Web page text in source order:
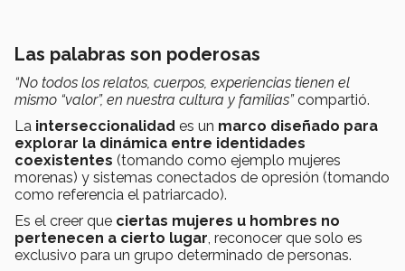
Las palabras son poderosas
“No todos los relatos, cuerpos, experiencias tienen el
mismo “valor”, en nuestra cultura y familias”compartió.
La interseccionalidad es un marco diseñado para
explorar la dinámica entre identidades
coexistentes (tomando como ejemplo mujeres
morenas) y sistemas conectados de opresión (tomando
como referencia el patriarcado).
Es el creer que ciertas mujeres u hombres no
pertenecen a cierto lugar , reconocer que solo es
exclusivo para un grupo determinado de personas.